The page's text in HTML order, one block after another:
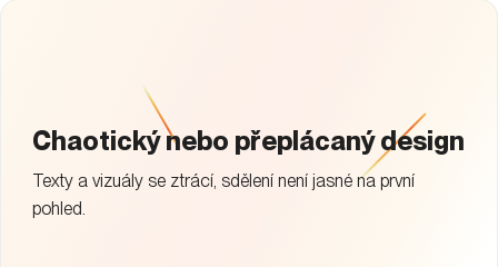
Chaotický nebo přeplácaný design
Texty a vizuály se ztrácí, sdělení není jasné na první
pohled.